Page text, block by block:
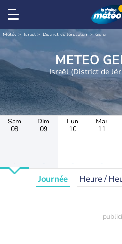
Météo Israël District de Jérusalem Gefen
Israël (District de
Sam
08
-
-
Dim
09
-
-
Lun
10
-
-
Mar
11
-
-
Journée Heure /